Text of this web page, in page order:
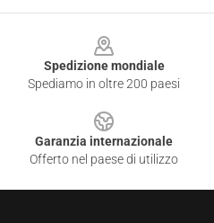
Spedizione mondiale
Spediamo in oltre 200 paesi
Garanzia internazionale
Offerto nel paese di utilizzo